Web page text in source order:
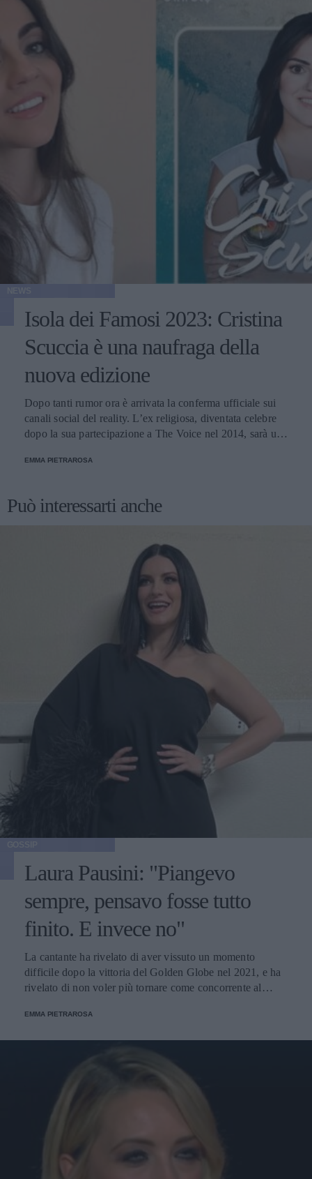
Isola dei Famosi 2023: Cristina
Scuccia è una naufraga della
nuova edizione
Dopo tanti rumor ora è arrivata la conferma ufficiale sui
canali social del reality. L’ex religiosa, diventata celebre
dopo la sua partecipazione a The Voice nel 2014, sarà una
EMMA PIETRAROSA
Può interessarti anche
Laura Pausini: "Piangevo
sempre, pensavo fosse tutto
finito. E invece no"
La cantante ha rivelato di aver vissuto un momento
difficile dopo la vittoria del Golden Globe nel 2021, e ha
rivelato di non voler più tornare come concorrente al
EMMA PIETRAROSA